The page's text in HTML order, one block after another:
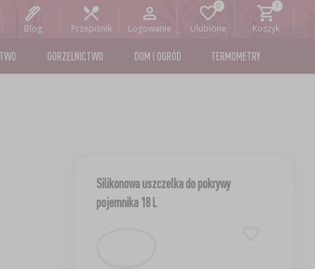
Blog Przepiśnik Logowanie Ulubione Koszyk
GORZELNICTWO DOM I OGRÓD TERMOMETRY
Silikonowa uszczelka do pokrywy
pojemnika 18 L